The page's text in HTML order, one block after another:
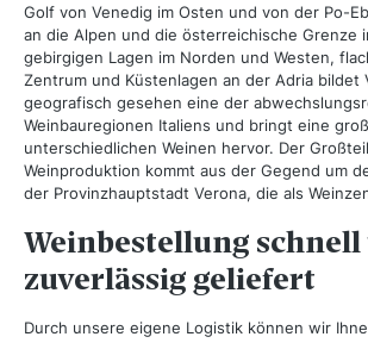
Golf von Venedig im Osten und von der Po-
an die Alpen und die österreichische Grenze
gebirgigen Lagen im Norden und Westen,
Zentrum und Küstenlagen an der Adria bildet
geografisch gesehen eine der
Weinbauregionen Italiens und bringt eine
unterschiedlichen Weinen hervor. Der
Weinproduktion kommt aus der Gegend um
der Provinzhauptstadt Verona, die als
Weinbestellung
zuverlässig geliefert
Durch unsere eigene Logistik können wir